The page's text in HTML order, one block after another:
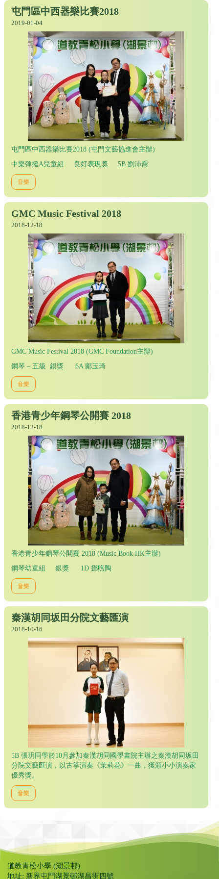
屯門區中西器樂比賽2018
2019-01-04
屯門區中西器樂比賽2018 (屯門文藝協進會主辦)
中樂彈撥A兒童組 良好表現獎 5B 劉沛喬
音樂
GMC Music Festival 2018
2018-12-18
GMC Music Festival 2018 (GMC Foundation主辦)
鋼琴 – 五級 銀獎 6A 鄺玉琦
音樂
香港青少年鋼琴公開賽 2018
2018-12-18
香港青少年鋼琴公開賽 2018 (Music Book HK主辦)
鋼琴幼童組 銀獎 1D 鄧煦陶
音樂
秦漢胡同坂田分院文藝匯演
2018-10-16
5B 張玥同學於10月參加秦漢胡同國學書院主辦之秦漢胡同坂田
分院文藝匯演，以古箏演奏《茉莉花》一曲，獲頒小小演奏家
優秀獎。
音樂
道教青松小學 (湖景邨)
地址: 新界屯門湖景邨湖昌街四號